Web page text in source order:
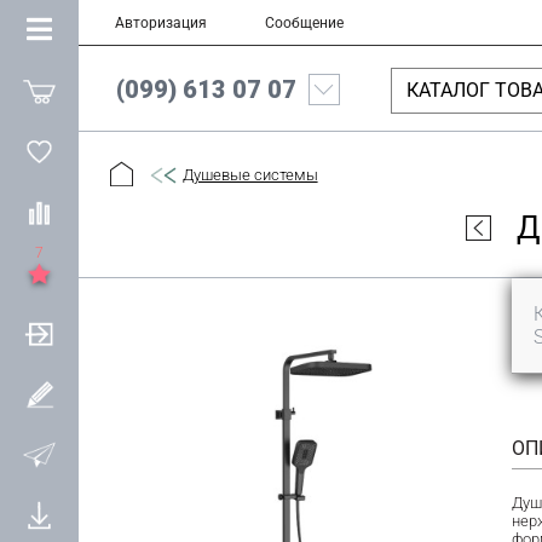
7
Авторизация Сообщение
КАТАЛОГ
(099) 613 07 07
Душевые системы